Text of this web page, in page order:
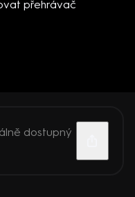
přehrávač
dostupný